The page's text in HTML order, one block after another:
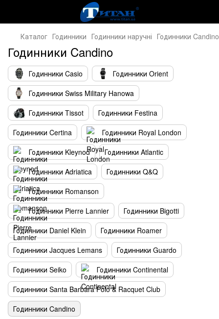
Каталог Годинники Годинники наручні Годинники Candino
Годинники Candino
Годинники Casio
Годинники Orient
Годинники Swiss Military Hanowa
Годинники Tissot
Годинники Festina
Годинники Certina
Годинники Royal London
Годинники Kleynod
Годинники Atlantic
Годинники Adriatica
Годинники Q&Q
Годинники Romanson
Годинники Pierre Lannier
Годинники Bigotti
Годинники Daniel Klein
Годинники Roamer
Годинники Jacques Lemans
Годинники Guardo
Годинники Seiko
Годинники Continental
Годинники Santa Barbara Polo & Racquet Club
Годинники Candino